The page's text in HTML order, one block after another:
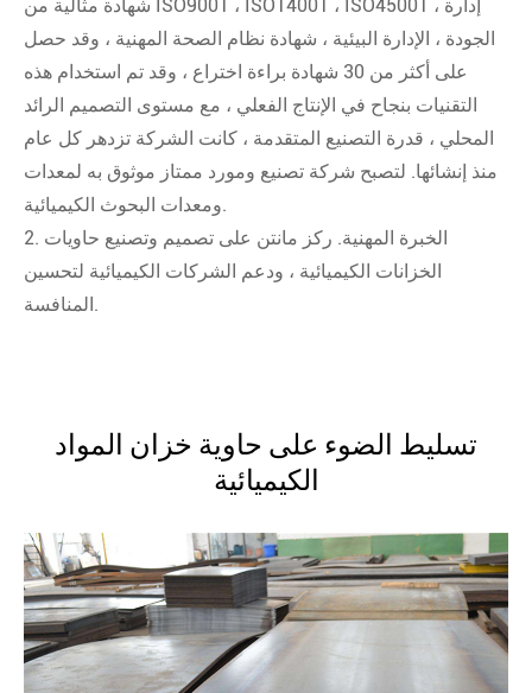
شهادة مثالية من ISO9001 ، ISO14001 ، ISO45001 ، إدارة
الجودة ، الإدارة البيئية ، شهادة نظام الصحة المهنية ، وقد حصل
على أكثر من 30 شهادة براءة اختراع ، وقد تم استخدام هذه
التقنيات بنجاح في الإنتاج الفعلي ، مع مستوى التصميم الرائد
المحلي ، قدرة التصنيع المتقدمة ، كانت الشركة تزدهر كل عام
منذ إنشائها. لتصبح شركة تصنيع ومورد ممتاز موثوق به لمعدات
ومعدات البحوث الكيميائية.
2. الخبرة المهنية. ركز مانتن على تصميم وتصنيع حاويات
الخزانات الكيميائية ، ودعم الشركات الكيميائية لتحسين
المنافسة.
تسليط الضوء على حاوية خزان المواد
الكيميائية